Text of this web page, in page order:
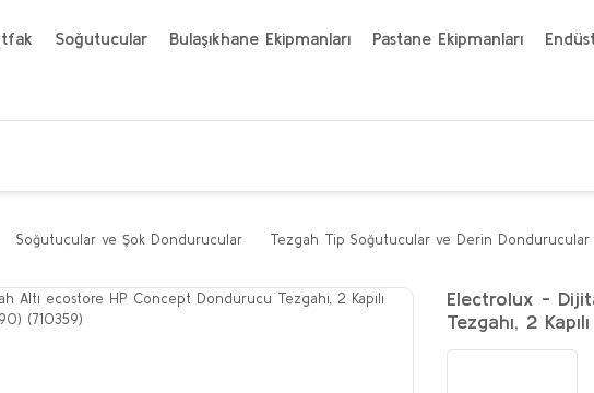
Soğutucular Bulaşıkhane Ekipmanları Pastane Ekipmanları
Soğutucular ve Şok Dondurucular Tezgah Tip Soğutucular ve Derin Dondurucular
Electrolux -
Tezgahı, 2